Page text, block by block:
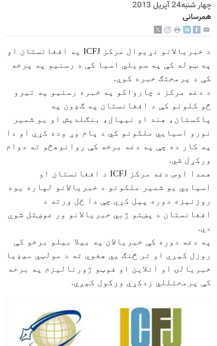
چهار شنبه24 آپریل 2013
همرسانی
د خبریالانو نړیوال مرکز ICFJ په افغانستان او
په ټوله کې په سویلي اسیا کې د رسنیو په پرخه
کې د پرمختګ خبره کوي.
د دغه مرکز د چارواکو په خبره رسنیو په تیرو
څو کلونو کې د افغانستان په ګډون په
پاکستان، هند او نیپال، بنګلدیش او یو شمیر
نورو اسیایي ملکونو کي د پام وړ وده کړي او دا
په کار ده چې په دغه برخه کې روانوهڅو ته دوام
ورکړل شي.
همدا اوس دغه مرکز ICFJ د افغانستان او
اسیايي یو شمیر ملکونو د خبریالانو لپاره یوه
روزنیزه دوره پیل کړي چې دا ځل ورته د
افغانستان د پښتو ژبي خبریالانو ور غوښتل شوي
دي.
په دغه دوره کې خبریالان په بیلا بیلو برخو کې
روزل کیږي او تر څنګ یي هغوي ته د مولټي میډیا
خبریالۍ او انلاین او فوټو ژورنالیزم په برخه
کې پرمختللي زدکړي ورکول کیږي.